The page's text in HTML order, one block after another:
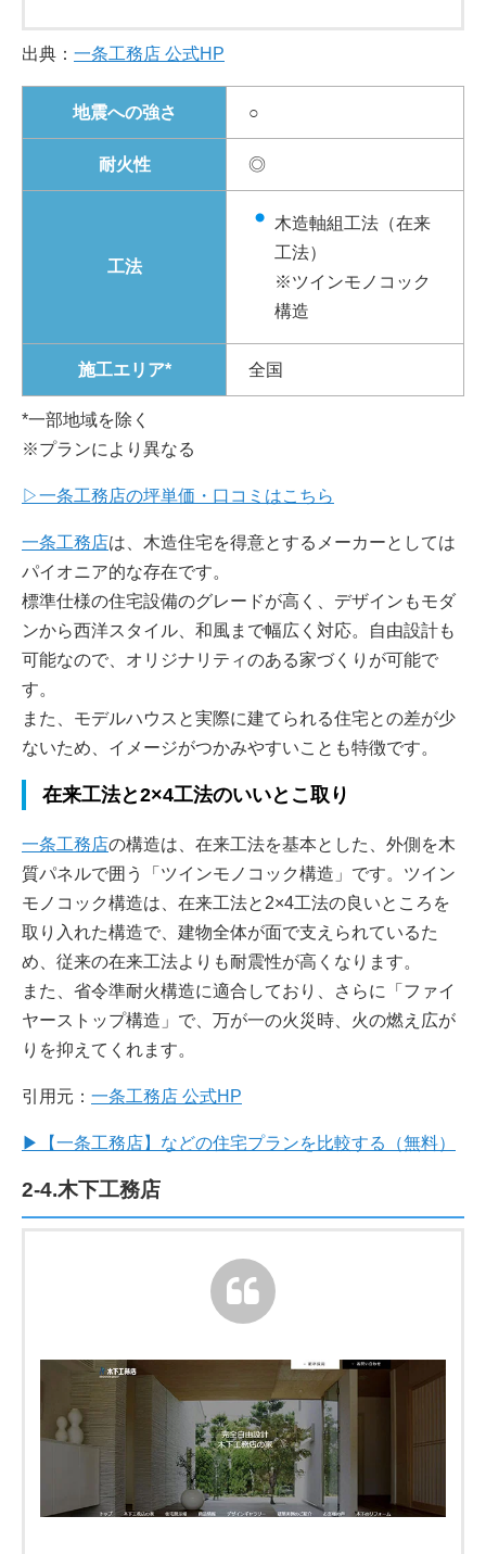
出典： 一条工務店 公式HP
地震への強さ ○
耐火性 ◎
工法
木造軸組工法（在来
工法）
※ツインモノコック
構造
施工エリア* 全国
*一部地域を除く
※プランにより異なる
▷一条工務店の坪単価・口コミはこちら
一条工務店は、木造住宅を得意とするメーカーとしては
パイオニア的な存在です。
標準仕様の住宅設備のグレードが高く、デザインもモダ
ンから西洋スタイル、和風まで幅広く対応。自由設計も
可能なので、オリジナリティのある家づくりが可能で
す。
また、モデルハウスと実際に建てられる住宅との差が少
ないため、イメージがつかみやすいことも特徴です。
在来工法と2×4工法のいいとこ取り
一条工務店の構造は、在来工法を基本とした、外側を木
質パネルで囲う「ツインモノコック構造」です。ツイン
モノコック構造は、在来工法と2×4工法の良いところを
取り入れた構造で、建物全体が面で支えられているた
め、従来の在来工法よりも耐震性が高くなります。
また、省令準耐火構造に適合しており、さらに「ファイ
ヤーストップ構造」で、万が一の火災時、火の燃え広が
りを抑えてくれます。
引用元： 一条工務店 公式HP
▶【一条工務店】などの住宅プランを比較する（無料）
2-4.木下工務店